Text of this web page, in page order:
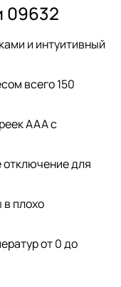
09632
и интуитивный
всего 150
ААА с
для
плохо
от 0 до